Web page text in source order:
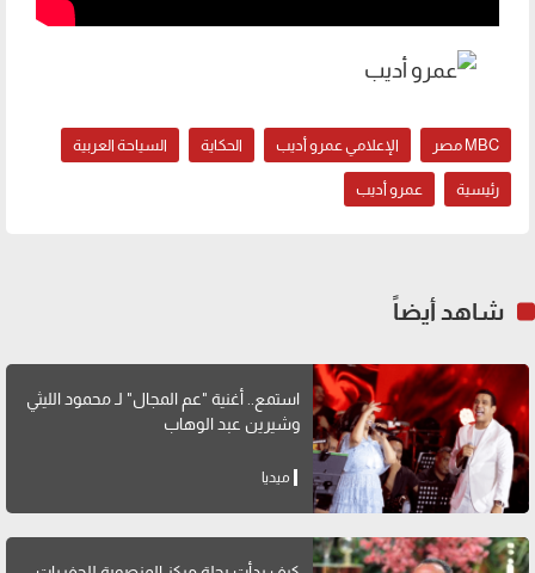
MBC مصر الإعلامي عمرو أديب الحكاية السياحة العربية
رئيسية عمرو أديب
شاهد أيضاً
استمع.. أغنية "عم المجال" لـ محمود الليثي
وشيرين عبد الوهاب
ميديا